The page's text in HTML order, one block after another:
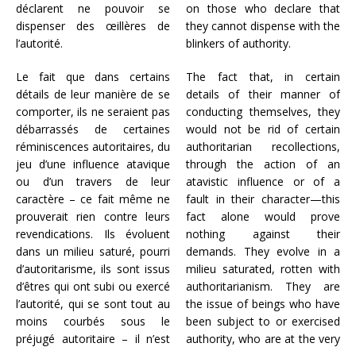
déclarent ne pouvoir se
dispenser des œillères de
l’autorité.
Le fait que dans certains
détails de leur manière de se
comporter, ils ne seraient pas
débarrassés de certaines
réminiscences autoritaires, du
jeu d’une influence atavique
ou d’un travers de leur
caractère – ce fait même ne
prouverait rien contre leurs
revendications. Ils évoluent
dans un milieu saturé, pourri
d’autoritarisme, ils sont issus
d’êtres qui ont subi ou exercé
l’autorité, qui se sont tout au
moins courbés sous le
préjugé autoritaire – il n’est
on those who declare that
they cannot dispense with the
blinkers of authority.
The fact that, in certain
details of their manner of
conducting themselves, they
would not be rid of certain
authoritarian recollections,
through the action of an
atavistic influence or of a
fault in their character—this
fact alone would prove
nothing against their
demands. They evolve in a
milieu saturated, rotten with
authoritarianism. They are
the issue of beings who have
been subject to or exercised
authority, who are at the very